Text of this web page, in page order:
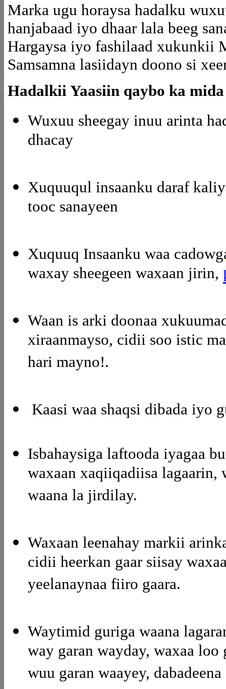
Marka ugu horaysa hadalku
hanjabaad iyo dhaar lala beeg
Hargaysa iyo fashilaad xukunkii
Samsamna lasiidayn doono si
Hadalkii Yaasiin qaybo ka
Wuxuu sheegay inuu arinta
dhacay
Xuquuqul insaanku daraf
tooc sanayeen
Xuquuq Insaanku waa
waxay sheegeen waxaan jirin,
Waan is arki doonaa
xiraanmayso, cidii soo istic
hari mayno!.
Kaasi waa shaqsi dibada iyo
Isbahaysiga laftooda iyagaa
waxaan xaqiiqadiisa lagaarin,
waana la jirdilay.
Waxaan leenahay markii
cidii heerkan gaar siisay
yeelanaynaa fiiro gaara.
Waytimid guriga waana
way garan wayday, waxaa
wuu garan waayey,